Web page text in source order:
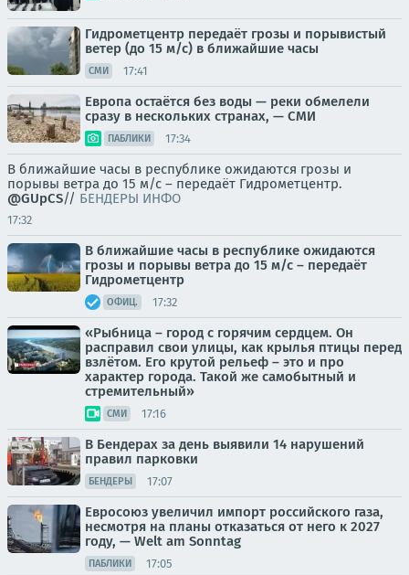
Гидрометцентр передаёт грозы и порывистый
ветер (до 15 м/с) в ближайшие часы
СМИ 17:41
Европа остаётся без воды — реки обмелели
сразу в нескольких странах, — СМИ
ПАБЛИКИ 17:34
В ближайшие часы в республике ожидаются грозы и
порывы ветра до 15 м/с – передаёт Гидрометцентр.
@GUpCS// БЕНДЕРЫ ИНФО
17:32
В ближайшие часы в республике ожидаются
грозы и порывы ветра до 15 м/с – передаёт
Гидрометцентр
ОФИЦ. 17:32
«Рыбница – город с горячим сердцем. Он
расправил свои улицы, как крылья птицы перед
взлётом. Его крутой рельеф – это и про
характер города. Такой же самобытный и
стремительный»
СМИ 17:16
В Бендерах за день выявили 14 нарушений
правил парковки
БЕНДЕРЫ 17:07
Евросоюз увеличил импорт российского газа,
несмотря на планы отказаться от него к 2027
году, — Welt am Sonntag
ПАБЛИКИ 17:05